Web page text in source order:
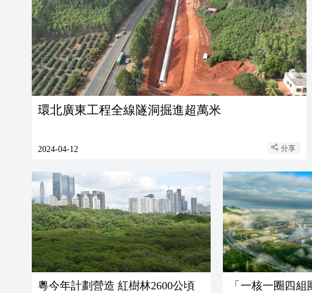
環北廣東工程全線隧洞掘進超萬米
2024-04-12 分享
粵今年計劃營造 紅樹林2600公頃
「一核一圈四